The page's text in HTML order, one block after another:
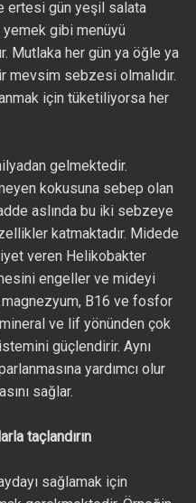
ertesi gün yeşil salata
gibi menüyü
Mutlaka her gün ya öğle ya
mevsim sebzesi olmalıdır.
için tüketiliyorsa her
gelmektedir.
kokusuna sebep olan
aslında bu iki sebzeye
katmaktadır. Midede
veren Helikobakter
engeller ve mideyi
magnezyum, B16 ve fosfor
mineral ve lif yönünden çok
güçlendirir. Aynı
yardımcı olur
sağlar.
taçlandırın
sağlamak için